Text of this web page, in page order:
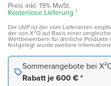
Preis inkl. 19% MwSt.
Kostenlose Lieferung ¹
Die UVP ist der vom Lieferanten
der von X²O auf Basis einer
Wettbewerbern für ähnliche
festgelegt wurde (weitere
Sommerangebote bei
Rabatt je 600 € *